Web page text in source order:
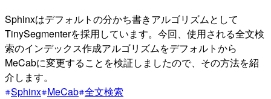
Sphinxはデフォルトの分かち書きアルゴリズムとして
TinySegmenterを採用しています。今回、使用される全文検
索のインデックス作成アルゴリズムをデフォルトから
MeCabに変更することを検証しましたので、その方法を紹
介します。
Sphinx MeCab 全文検索